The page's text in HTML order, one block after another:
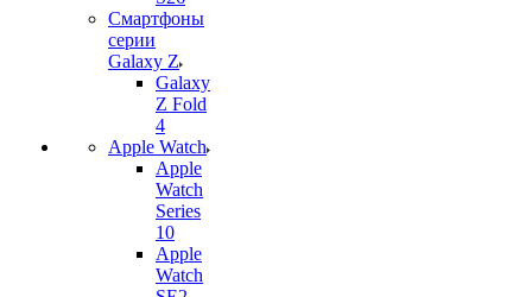
Смартфоны
серии
Galaxy Z
Galaxy
Z Fold
4
Apple Watch
Apple
Watch
Series
10
Apple
Watch